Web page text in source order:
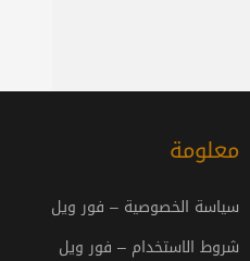
معلومة
سياسة الخصوصية – فور ويل
شروط الاستخدام – فور ويل